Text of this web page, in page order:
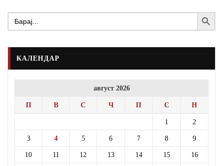
Search
for:
Search Button
КАЛЕНДАР
август 2026
П В С Ч П С Н
1 2
3 4 5 6 7 8 9
10 11 12 13 14 15 16